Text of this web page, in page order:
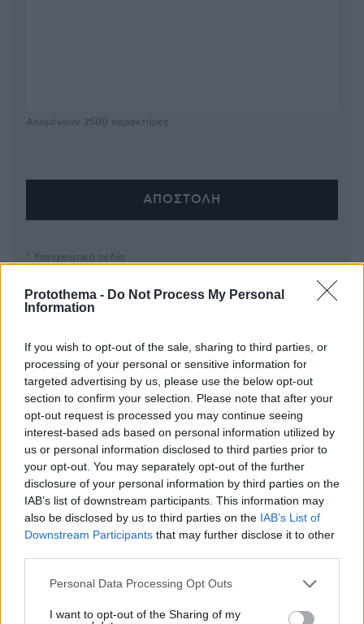
Protothema - Do Not Process My Personal
Information
If you wish to opt-out of the sale, sharing to third parties, or
processing of your personal or sensitive information for
targeted advertising by us, please use the below opt-out
section to confirm your selection. Please note that after your
opt-out request is processed you may continue seeing
interest-based ads based on personal information utilized by
us or personal information disclosed to third parties prior to
your opt-out. You may separately opt-out of the further
disclosure of your personal information by third parties on the
IAB’s list of downstream participants. This information may
also be disclosed by us to third parties on the IAB’s List of
Downstream Participants that may further disclose it to other
Please note that this website/app uses one or more Google
not limited to your visit or usage behaviour. You may click to
Personal Data Processing Opt Outs
I want to opt-out of the Sharing of my
Απομένουν 2500 χαρακτήρες
* Υποχρεωτικά πεδία
Ειδήσεις Δημοφιλή Σχολιασμένα
Προληπτική ανάκληση παρτίδας μαρμελάδας φράουλα
Bonne Maman
πριν 6 λεπτά
Δοκιμάζουμε το SYM Joymax Z3i - Πόσο κοστίζει στην
Ελλάδα;
πριν 7 λεπτά
Τελικά τι είναι το κουσκούς: Δημητριακό ή ζυμαρικό;
πριν 10 λεπτά
Το κόλπο για να ανοίγουν και να κλείνουν εύκολα τα
πλαστικά μπουκάλια με το νερό
πριν 10 λεπτά
πριν 11 λεπτά